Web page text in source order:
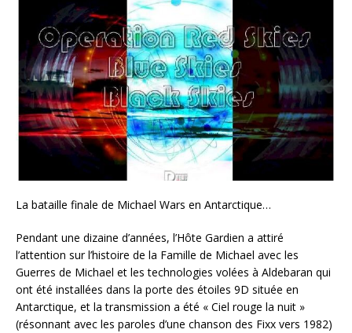
La bataille finale de Michael Wars en Antarctique…
Pendant une dizaine d’années, l’Hôte Gardien a attiré
l’attention sur l’histoire de la Famille de Michael avec les
Guerres de Michael et les technologies volées à Aldebaran qui
ont été installées dans la porte des étoiles 9D située en
Antarctique, et la transmission a été « Ciel rouge la nuit »
(résonnant avec les paroles d’une chanson des Fixx vers 1982)